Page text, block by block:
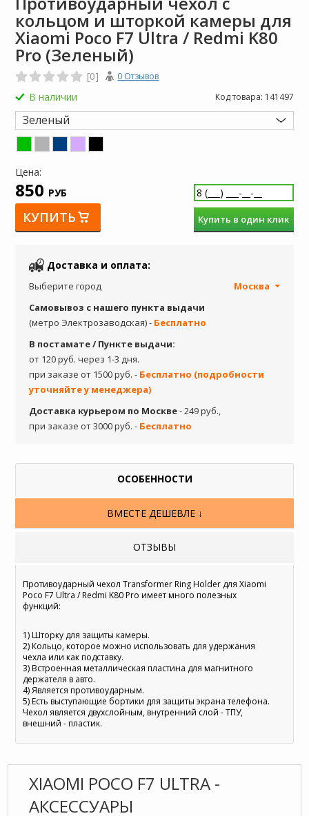
кольцом и шторкой камеры для
Xiaomi Poco F7 Ultra / Redmi K80
Pro (Зеленый)
[0] 0 Отзывов
В наличии Код товара: 141497
Зеленый
Цена:
850 РУБ
КУПИТЬ Купить в один клик
Доставка и оплата:
Выберите город
Москва
Самовывоз с нашего пункта выдачи
(метро Электрозаводская) - Бесплатно
В постамате / Пункте выдачи:
от 120 руб. через 1-3 дня.
при заказе от 1500 руб. - Бесплатно (подробности
уточняйте у менеджера)
Доставка курьером по Москве- 249 руб.,
при заказе от 3000 руб. - Бесплатно
ОСОБЕННОСТИ
ВМЕСТЕ ДЕШЕВЛЕ ↓
ОТЗЫВЫ
Противоударный чехол Transformer Ring Holder для Xiaomi
Poco F7 Ultra / Redmi K80 Pro имеет много полезных
функций:
1) Шторку для защиты камеры.
2) Кольцо, которое можно использовать для удержания
чехла или как подставку.
3) Встроенная металлическая пластина для магнитного
держателя в авто.
4) Является противоударным.
5) Есть выступающие бортики для защиты экрана телефона.
Чехол является двухслойным, внутренний слой - ТПУ,
внешний - пластик.
XIAOMI POCO F7 ULTRA -
АКСЕССУАРЫ